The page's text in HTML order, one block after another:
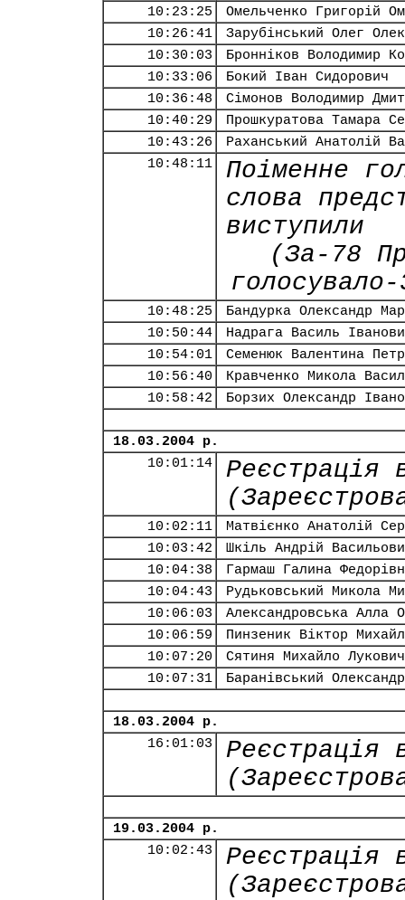
10:23:25
Омельченко Григорій
10:26:41
Зарубінський Олег
10:30:03
Бронніков Володимир
10:33:06
Бокий Іван Сидорович
10:36:48
Сімонов Володимир
10:40:29
Прошкуратова Тамара
10:43:26
Раханський Анатолій
10:48:11
Поіменне
слова
виступили
(За-78
10:48:25
Бандурка Олександр
10:50:44
Надрага Василь
10:54:01
Семенюк Валентина
10:56:40
Кравченко Микола
10:58:42
Борзих Олександр
18.03.2004 р.
10:01:14
Реєстрація
10:02:11
Матвієнко Анатолій
10:03:42
Шкіль Андрій
10:04:38
Гармаш Галина
10:04:43
Рудьковський Микола
10:06:03
Александровська Алла
10:06:59
Пинзеник Віктор
10:07:20
Сятиня Михайло Лукович
10:07:31
Баранівський
18.03.2004 р.
16:01:03
Реєстрація
19.03.2004 р.
10:02:43
Реєстрація